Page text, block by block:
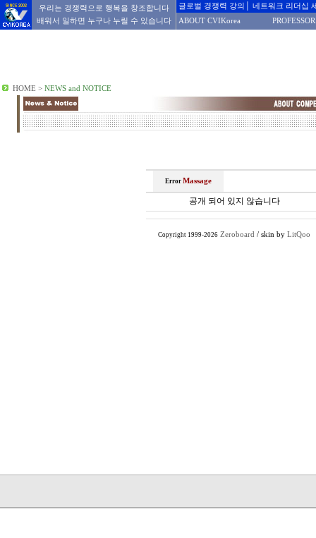
우리는 경쟁력으로 행복을 창조합니다
배워서 일하면 누구나 누릴 수 있습니다
글로벌 경쟁력 강의│ 네트워크 리더십
ABOUT CVIKorea
HOME > NEWS and NOTICE
Error Massage
공개 되어 있지 않습니다
Copyright 1999-2026 Zeroboard / skin by LitQoo